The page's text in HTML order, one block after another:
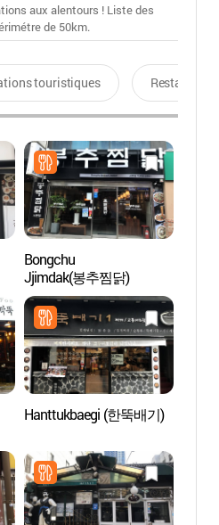
aux alentours ! Liste des
de 50km.
touristiques Restaurants
Bongchu
Jjimdak(봉추찜닭)
Hanttukbaegi (한뚝배기)